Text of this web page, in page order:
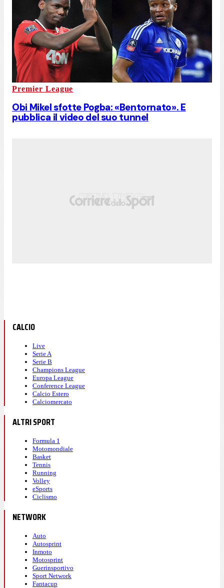
Premier League
Obi Mikel sfotte Pogba: «Bentornato». E
pubblica il video del suo tunnel
CALCIO
Live
Serie A
Serie B
Champions League
Europa League
Conference League
Calcio Estero
Calciomercato
ALTRI SPORT
Formula 1
Motomondiale
Basket
Tennis
Running
Volley
eSports
Ciclismo
NETWORK
Auto
Autosprint
Inmoto
Motosprint
Guerinsportivo
Sport Network
Fantacup